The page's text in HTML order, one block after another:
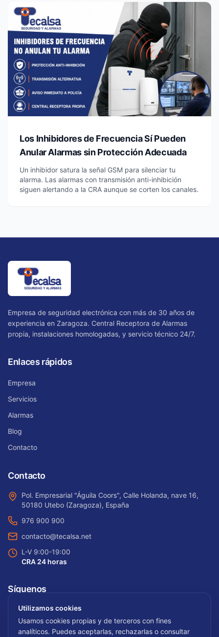
Los Inhibidores de Frecuencia Sí Pueden
Anular Alarmas sin Protección Adecuada
Un inhibidor satura la señal GSM para silenciar tu
alarma. Las alarmas con transmisión anti-inhibición
siguen alertando a la CRA aunque se corten los canales.
Empresa de seguridad electrónica con más de 30 años de
experiencia en Zaragoza. Central Receptora de Alarmas
propia, instalaciones homologadas, y servicio técnico 24/7.
Enlaces rápidos
Empresa
Servicios
Alarmas
Blog
Contacto
Contacto
Pol. Empresarial "Águila Coors", Calle Holanda, nave 16,
50180 Utebo (Zaragoza), España
976 900 900
contacto@tecalsa.net
L-V 9:00-19:00
CRA 24 horas
Síguenos
Utilizamos cookies
Usamos cookies propias y de terceros con fines
analíticos. Puedes aceptarlas, rechazarlas o consultar